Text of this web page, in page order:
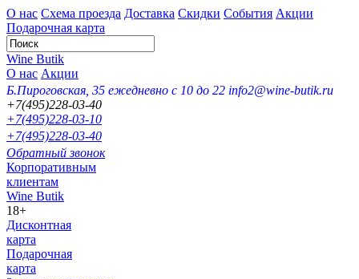
О нас Схема проезда Доставка Скидки События Акции
Подарочная карта
Wine Butik
О нас Акции
Б.Пироговская, 35 ежедневно с 10 до 22 info2@wine-butik.ru
+7(495)228-03-40
+7(495)228-03-10
+7(495)228-03-40
Обратный звонок
Корпоративным
клиентам
Wine Butik
18+
Дисконтная
карта
Подарочная
карта